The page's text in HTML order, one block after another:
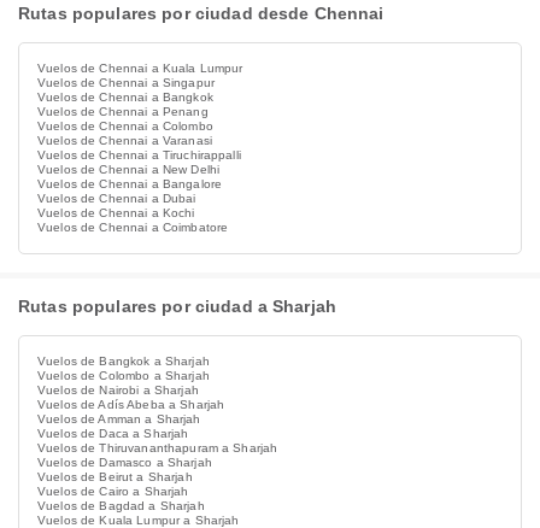
Rutas populares por ciudad desde Chennai
Vuelos de Chennai a Kuala Lumpur
Vuelos de Chennai a Singapur
Vuelos de Chennai a Bangkok
Vuelos de Chennai a Penang
Vuelos de Chennai a Colombo
Vuelos de Chennai a Varanasi
Vuelos de Chennai a Tiruchirappalli
Vuelos de Chennai a New Delhi
Vuelos de Chennai a Bangalore
Vuelos de Chennai a Dubai
Vuelos de Chennai a Kochi
Vuelos de Chennai a Coimbatore
Rutas populares por ciudad a Sharjah
Vuelos de Bangkok a Sharjah
Vuelos de Colombo a Sharjah
Vuelos de Nairobi a Sharjah
Vuelos de Adís Abeba a Sharjah
Vuelos de Amman a Sharjah
Vuelos de Daca a Sharjah
Vuelos de Thiruvananthapuram a Sharjah
Vuelos de Damasco a Sharjah
Vuelos de Beirut a Sharjah
Vuelos de Cairo a Sharjah
Vuelos de Bagdad a Sharjah
Vuelos de Kuala Lumpur a Sharjah